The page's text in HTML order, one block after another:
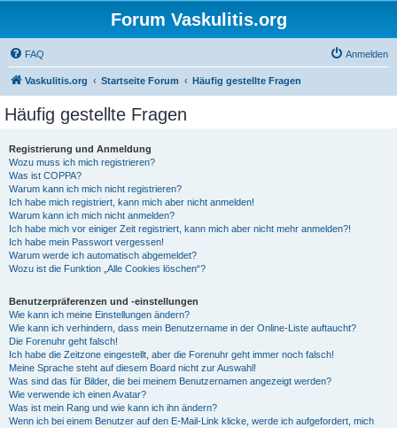
Forum Vaskulitis.org
FAQ Anmelden
Vaskulitis.org Startseite Forum Häufig gestellte Fragen
Häufig gestellte Fragen
Registrierung und Anmeldung
Wozu muss ich mich registrieren?
Was ist COPPA?
Warum kann ich mich nicht registrieren?
Ich habe mich registriert, kann mich aber nicht anmelden!
Warum kann ich mich nicht anmelden?
Ich habe mich vor einiger Zeit registriert, kann mich aber nicht mehr anmelden?!
Ich habe mein Passwort vergessen!
Warum werde ich automatisch abgemeldet?
Wozu ist die Funktion „Alle Cookies löschen“?
Benutzerpräferenzen und -einstellungen
Wie kann ich meine Einstellungen ändern?
Wie kann ich verhindern, dass mein Benutzername in der Online-Liste auftaucht?
Die Forenuhr geht falsch!
Ich habe die Zeitzone eingestellt, aber die Forenuhr geht immer noch falsch!
Meine Sprache steht auf diesem Board nicht zur Auswahl!
Was sind das für Bilder, die bei meinem Benutzernamen angezeigt werden?
Wie verwende ich einen Avatar?
Was ist mein Rang und wie kann ich ihn ändern?
Wenn ich bei einem Benutzer auf den E-Mail-Link klicke, werde ich aufgefordert, mich